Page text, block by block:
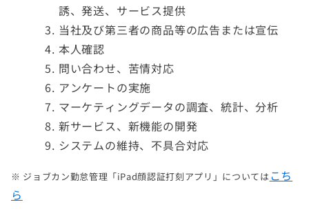
誘、発送、サービス提供
当社及び第三者の商品等の広告または宣伝
本人確認
問い合わせ、苦情対応
アンケートの実施
マーケティングデータの調査、統計、分析
新サービス、新機能の開発
システムの維持、不具合対応
※ ジョブカン勤怠管理「iPad顔認証打刻アプリ」についてはこち
ら